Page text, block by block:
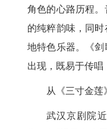
角色的心路历程
的纯粹韵味，同
地特色乐器。《
出现，既易于传唱
从《三寸金莲
武汉京剧院